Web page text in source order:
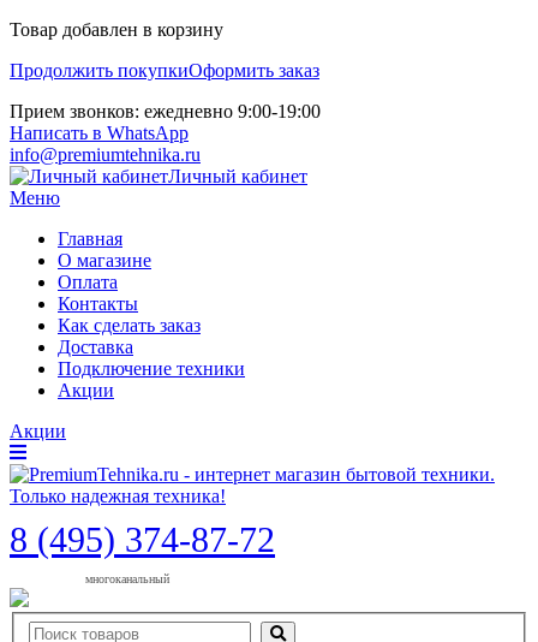
Товар добавлен в корзину
Продолжить покупкиОформить заказ
Прием звонков: ежедневно 9:00-19:00
Написать в WhatsApp
info@premiumtehnika.ru
Личный кабинет
Меню
Главная
О магазине
Оплата
Контакты
Как сделать заказ
Доставка
Подключение техники
Акции
Акции
8 (495) 374-87-72
многоканальный